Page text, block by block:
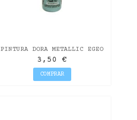
PINTURA DORA METALLIC EGEO
50ML
3,50 €
COMPRAR